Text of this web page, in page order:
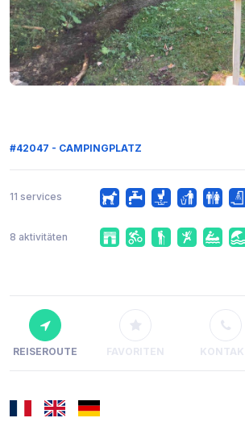
#42047 - CAMPINGPLATZ
11 services
8 aktivitäten
REISEROUTE FAVORITEN